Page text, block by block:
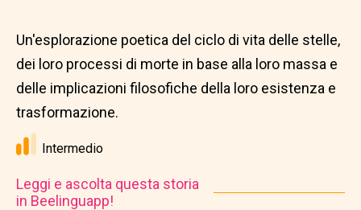
Un'esplorazione poetica del ciclo di vita delle stelle,
dei loro processi di morte in base alla loro massa e
delle implicazioni filosofiche della loro esistenza e
trasformazione.
Intermedio
Leggi e ascolta questa storia
in Beelinguapp!